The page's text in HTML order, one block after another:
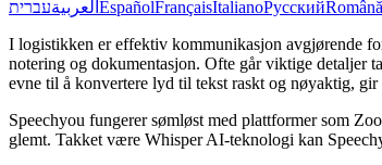
العربيةעברית EspañolFrançaisItalianoРусскийRomână
I logistikken er effektiv kommunikasjon avgjørende
notering og dokumentasjon. Ofte går viktige detaljer
evne til å konvertere lyd til tekst raskt og nøyaktig, gir
Speechyou fungerer sømløst med plattformer som
glemt. Takket være Whisper AI-teknologi kan